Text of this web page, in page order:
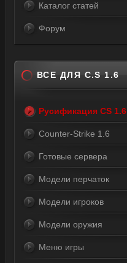
Каталог статей
Форум
ВСЕ ДЛЯ C.S 1.6
Русификация CS 1.6
Counter-Strike 1.6
Готовые сервера
Модели перчаток
Модели игроков
Модели оружия
Меню игры